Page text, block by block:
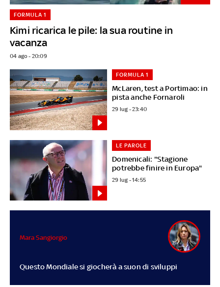
Kimi ricarica le pile: la sua routine in
vacanza
FORMULA 1
04 ago - 20:09
McLaren, test a Portimao: in
pista anche Fornaroli
FORMULA 1
29 lug - 23:40
Domenicali: "Stagione
potrebbe finire in Europa"
LE PAROLE
29 lug - 14:55
Questo Mondiale si giocherà a suon di sviluppi
Mara Sangiorgio